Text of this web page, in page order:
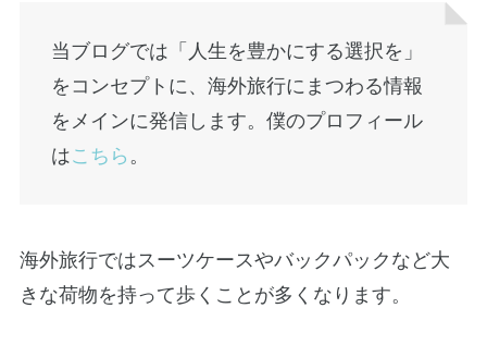
当ブログでは「人生を豊かにする選択を」
をコンセプトに、海外旅行にまつわる情報
をメインに発信します。僕のプロフィール
はこちら 。
海外旅行ではスーツケースやバックパックなど大
きな荷物を持って歩くことが多くなります。